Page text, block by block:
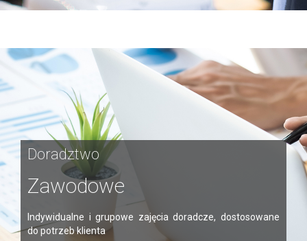
Doradztwo
Zawodowe
Indywidualne i grupowe zajęcia doradcze, dostosowane
do potrzeb klienta